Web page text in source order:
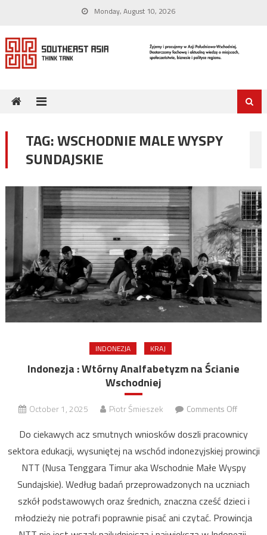
content
Monday, August 10, 2026
TAG:WSCHODNIE MALE WYSPY
SUNDAJSKIE
INDONEZJA KRAJ
Indonezja : Wtórny Analfabetyzm na Ścianie
Wschodniej
October 1, 2025 Piotr Śmieszek Comments Offon
:
Wtórny
na
Ścianie
Do ciekawych acz smutnych wniosków doszli pracownicy
sektora edukacji, wysuniętej na wschód indonezyjskiej prowincji
NTT (Nusa Tenggara Timur aka Wschodnie Małe Wyspy
Sundajskie). Według badań przeprowadzonych na uczniach
szkół podstawowych oraz średnich, znaczna cześć dzieci i
młodzieży nie potrafi poprawnie pisać ani czytać. Prowincja